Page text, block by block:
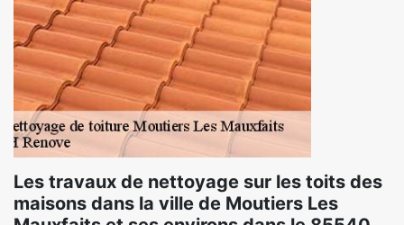
Les travaux de nettoyage sur les toits des
maisons dans la ville de Moutiers Les